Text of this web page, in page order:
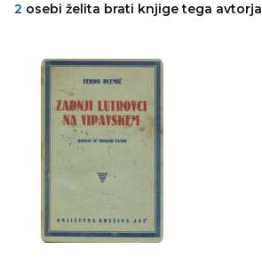
2 osebi želita brati knjige tega avtorja